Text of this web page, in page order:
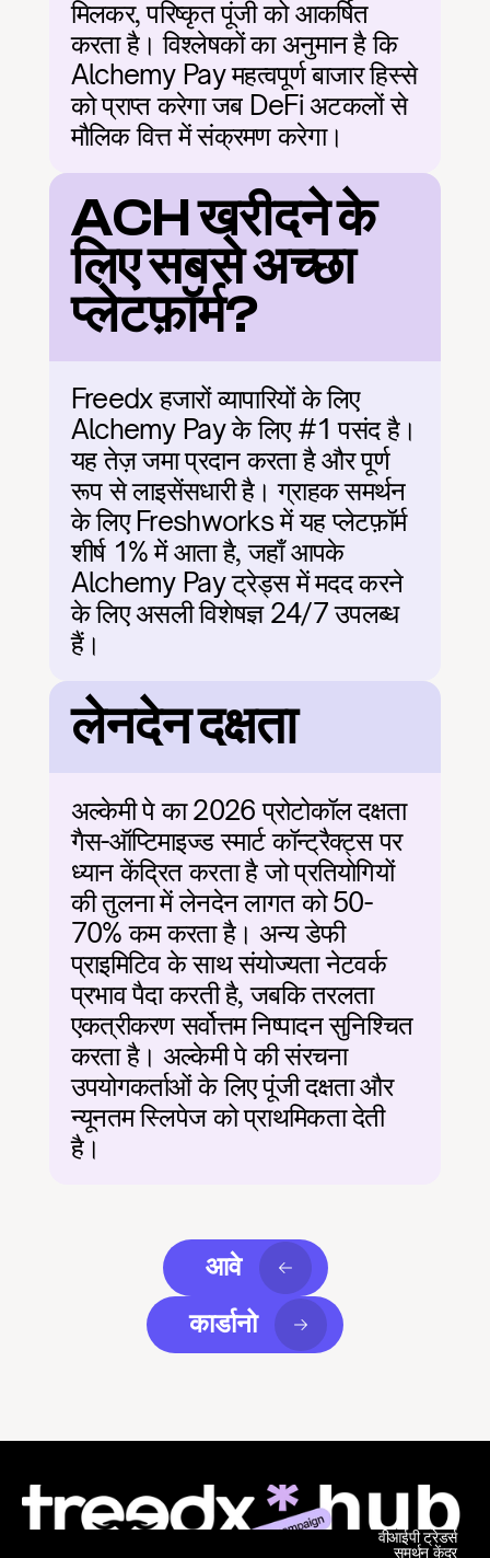
मिलकर, परिष्कृत पूंजी को आकर्षित
करता है। विश्लेषकों का अनुमान है कि
Alchemy Pay महत्वपूर्ण बाजार हिस्से
को प्राप्त करेगा जब DeFi अटकलों से
मौलिक वित्त में संक्रमण करेगा।
ACH खरीदने के
लिए सबसे अच्छा
प्लेटफ़ॉर्म?
Freedx हजारों व्यापारियों के लिए
Alchemy Pay के लिए #1 पसंद है।
यह तेज़ जमा प्रदान करता है और पूर्ण
रूप से लाइसेंसधारी है। ग्राहक समर्थन
के लिए Freshworks में यह प्लेटफ़ॉर्म
शीर्ष 1% में आता है, जहाँ आपके
Alchemy Pay ट्रेड्स में मदद करने
के लिए असली विशेषज्ञ 24/7 उपलब्ध
हैं।
लेनदेन दक्षता
अल्केमी पे का 2026 प्रोटोकॉल दक्षता
गैस-ऑप्टिमाइज्ड स्मार्ट कॉन्ट्रैक्ट्स पर
ध्यान केंद्रित करता है जो प्रतियोगियों
की तुलना में लेनदेन लागत को 50-
70% कम करता है। अन्य डेफी
प्राइमिटिव के साथ संयोज्यता नेटवर्क
प्रभाव पैदा करती है, जबकि तरलता
एकत्रीकरण सर्वोत्तम निष्पादन सुनिश्चित
करता है। अल्केमी पे की संरचना
उपयोगकर्ताओं के लिए पूंजी दक्षता और
न्यूनतम स्लिपेज को प्राथमिकता देती
है।
आवे
कार्डानो
समर्थन केंद्र
वीआईपी ट्रेडर्स